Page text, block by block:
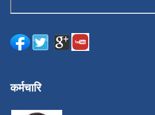
कर्मचारि